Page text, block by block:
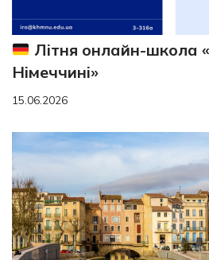
Літня онлайн-школа
Німеччині»
15.06.2026